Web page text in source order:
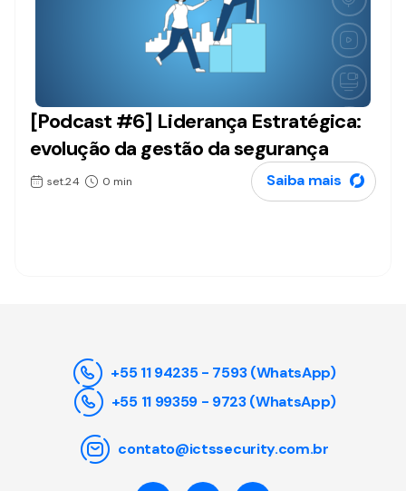
[Podcast #6] Liderança Estratégica:
evolução da gestão da segurança
set.24 0 min Saiba mais
+55 11 94235 - 7593 (WhatsApp)
+55 11 99359 - 9723 (WhatsApp)
contato@ictssecurity.com.br